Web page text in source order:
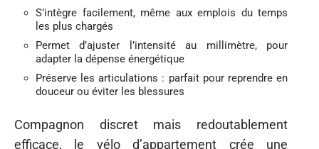
S’intègre facilement, même aux emplois du temps
les plus chargés
Permet d’ajuster l’intensité au millimètre, pour
adapter la dépense énergétique
Préserve les articulations : parfait pour reprendre en
douceur ou éviter les blessures
Compagnon discret mais redoutablement
efficace, le vélo d’appartement crée une